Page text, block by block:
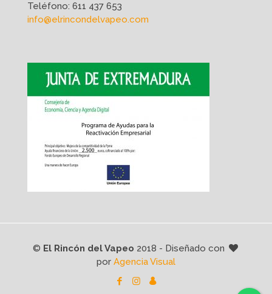
Teléfono: 611 437 653
info@elrincondelvapeo.com
© El Rincón del Vapeo 2018 - Diseñado con
por Agencia Visual